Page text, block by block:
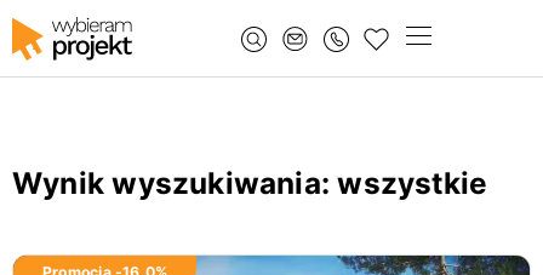
Wynik wyszukiwania: wszystkie